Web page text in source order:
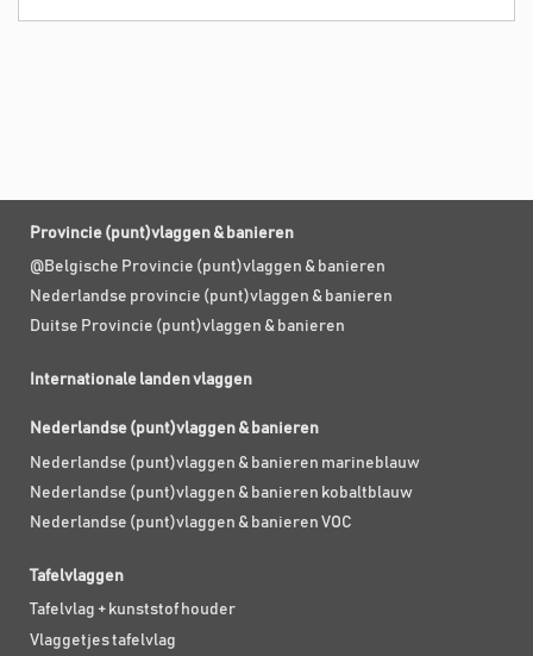
Provincie (punt)vlaggen & banieren
@Belgische Provincie (punt)vlaggen & banieren
Nederlandse provincie (punt)vlaggen & banieren
Duitse Provincie (punt)vlaggen & banieren
Internationale landen vlaggen
Nederlandse (punt)vlaggen & banieren
Nederlandse (punt)vlaggen & banieren marineblauw
Nederlandse (punt)vlaggen & banieren kobaltblauw
Nederlandse (punt)vlaggen & banieren VOC
Tafelvlaggen
Tafelvlag + kunststof houder
Vlaggetjes tafelvlag